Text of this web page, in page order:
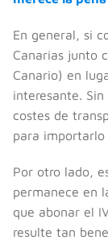
En general, si
Canarias junto
Canario) en
interesante.
costes de
para importarlo
Por otro lado,
permanece en
que abonar el
resulte tan